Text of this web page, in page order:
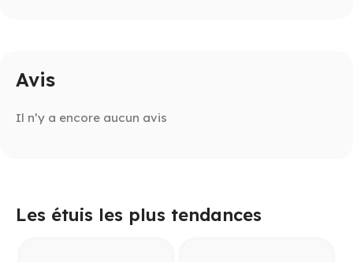
Avis
Il n’y a encore aucun avis
Les étuis les plus tendances